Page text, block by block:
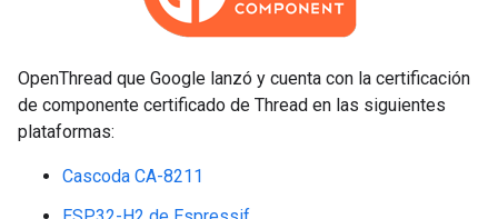
OpenThread que Google lanzó y cuenta con la certificación
de componente certificado de Thread en las siguientes
plataformas:
Cascoda CA-8211